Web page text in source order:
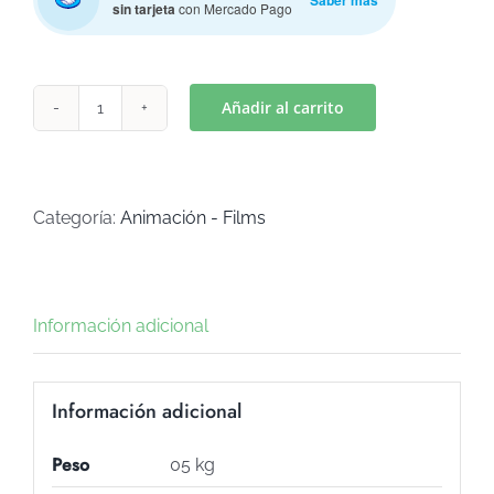
sin tarjetacon Mercado Pago
C-
Añadir al carrito
Categoría: Animación - Films
Información adicional
Información adicional
Peso 05 kg